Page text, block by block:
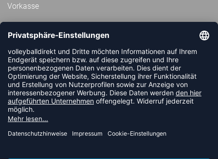
Vorkasse
ABONNIERE JETZT DEN KOSTENLOSEN
VOLLEYBALLDIREKT-NEWSLETTER UND VERPASSE KEINE
NEUIGKEIT ODER AKTION MEHR.
JETZT ANMELDEN